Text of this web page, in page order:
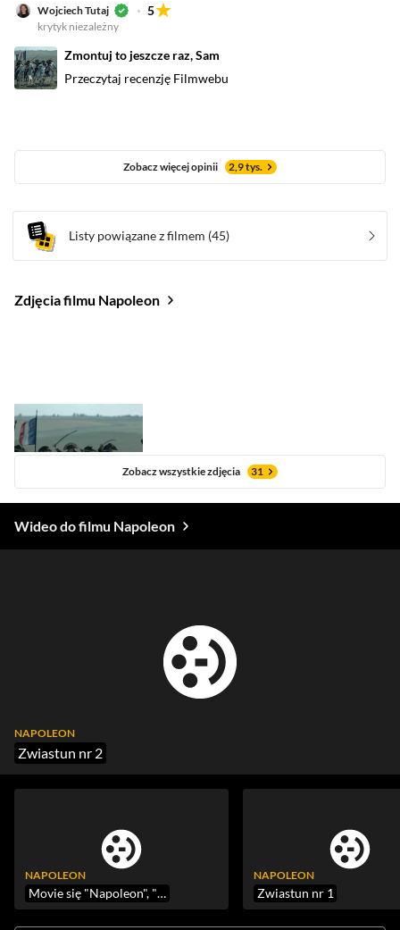
statystów. Ten film zdecydowanie zasłużył na lepszy scenariusz, ale
całościowo i tak bardzo mi się podobał. Aha, bardzo dobrze
Wojciech Tutaj 5
krytyk niezależny
Zmontuj to jeszcze raz, Sam
Przeczytaj recenzję Filmwebu
Zobacz więcej opinii 2,9 tys.
Listy powiązane z filmem (45)
Zdjęcia filmu Napoleon
Zobacz wszystkie zdjęcia 31
Wideo do filmu Napoleon
NAPOLEON
Zwiastun nr 2
NAPOLEON
Movie się "Napoleon", "Godzilla Minus One". Oceniamy
NAPOLEON
Zwiastun nr 1